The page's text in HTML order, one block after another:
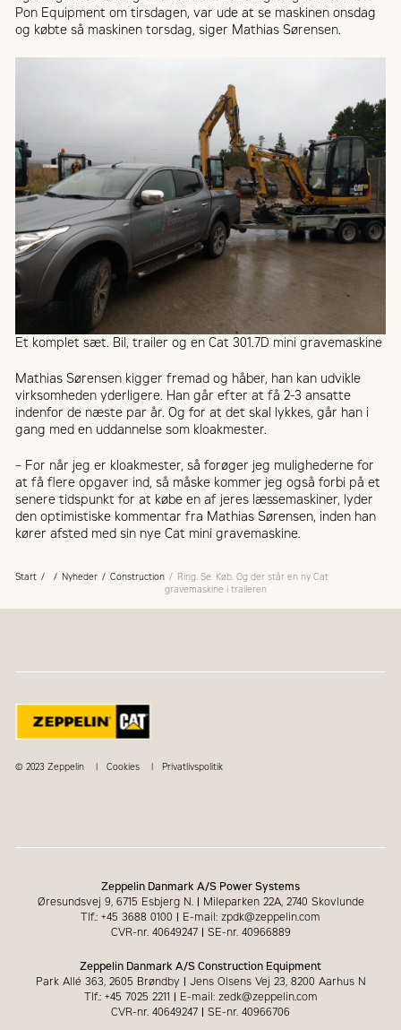
Pon Equipment om tirsdagen, var ude at se maskinen onsdag
og købte så maskinen torsdag, siger Mathias Sørensen.
Et komplet sæt. Bil, trailer og en Cat 301.7D mini gravemaskine
Mathias Sørensen kigger fremad og håber, han kan udvikle
virksomheden yderligere. Han går efter at få 2-3 ansatte
indenfor de næste par år. Og for at det skal lykkes, går han i
gang med en uddannelse som kloakmester.
– For når jeg er kloakmester, så forøger jeg mulighederne for
at få flere opgaver ind, så måske kommer jeg også forbi på et
senere tidspunkt for at købe en af jeres læssemaskiner, lyder
den optimistiske kommentar fra Mathias Sørensen, inden han
kører afsted med sin nye Cat mini gravemaskine.
Start Nyheder Construction
Ring. Se. Køb. Og der står en ny Cat
gravemaskine i traileren
© 2023 Zeppelin Cookies Privatlivspolitik
Zeppelin Danmark A/S Power Systems
Øresundsvej 9, 6715 Esbjerg N.
Mileparken 22A, 2740 Skovlunde
Tlf.: +45 3688 0100
E-mail: zpdk@zeppelin.com
CVR-nr. 40649247
SE-nr. 40966889
Zeppelin Danmark A/S Construction Equipment
Park Allé 363, 2605 Brøndby
Jens Olsens Vej 23, 8200 Aarhus N
Tlf.: +45 7025 2211
E-mail: zedk@zeppelin.com
CVR-nr. 40649247
SE-nr. 40966706